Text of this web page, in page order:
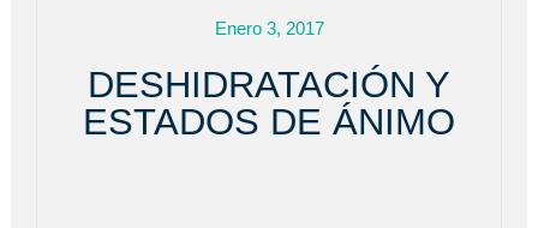
Enero 3, 2017
DESHIDRATACIÓN Y
ESTADOS DE ÁNIMO